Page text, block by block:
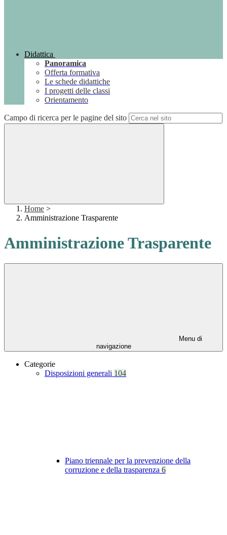
Didattica
Panoramica
Offerta formativa
Le schede didattiche
I progetti delle classi
Orientamento
Campo di ricerca per le pagine del sito
Home >
Amministrazione Trasparente
Amministrazione Trasparente
Menu di
navigazione
Categorie
Disposizioni generali 104
Piano triennale per la prevenzione della
corruzione e della trasparenza 6